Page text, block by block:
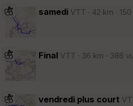
samedi VTT · 42 km ·
Final VTT · 36 km · 386
vendredi plus court